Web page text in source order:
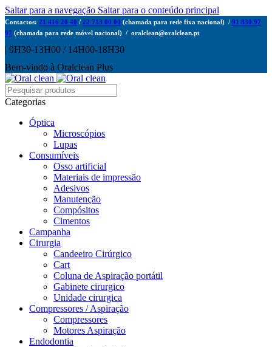
Saltar para a navegação Saltar para o conteúdo principal
Contactos: 21 416 20 40 / 22 713 00 00 (chamada para rede fixa nacional) / 91 830 97
97 (chamada para rede móvel nacional) / oralclean@oralclean.pt
| 9H30-13H00 / 14H00-18H30
Bem-vindo à Oralclean Plus
Categorias
Óptica
Microscópios
Lupas
Consumíveis
Osso artificial
Materiais de impressão
Adesivos
Manutenção
Compósitos
Cimentos
Campanha
Cirurgia
Candeeiro Cirúrgico
Cart
Coluna de Aspiração portátil
Gabinete cirurgico
Unidade cirurgica
Compressores / Aspiração
Compressores
Motores Aspiração
Endodontia